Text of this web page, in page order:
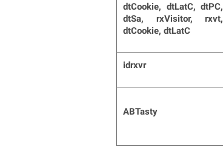
dtCookie, dtLatC, dtPC,
dtSa, rxVisitor, rxvt,
dtCookie, dtLatC
idrxvr
ABTasty